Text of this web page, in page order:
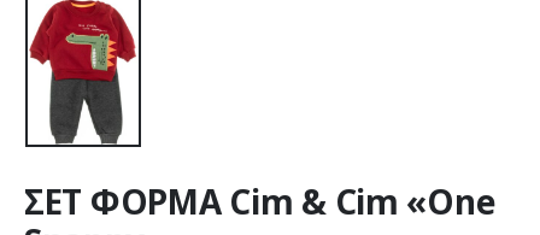
ΣΕΤ ΦΟΡΜΑ Cim & Cim «One